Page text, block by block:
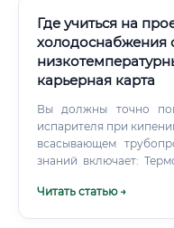
ресурсную ведомость,
новость: профессия
Где учиться на
холодоснабжения
карьерная карта
Вы должны точно
испарителя при
всасывающем
знаний включает: Термодинамику и тепломассообмен (
нормы (СП, СНиП, ПБ,
Читать статью →